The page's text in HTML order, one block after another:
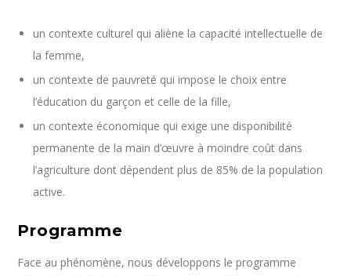
un contexte culturel qui aliène la capacité intellectuelle de
la femme,
un contexte de pauvreté qui impose le choix entre
l’éducation du garçon et celle de la fille,
un contexte économique qui exige une disponibilité
permanente de la main d’œuvre à moindre coût dans
l’agriculture dont dépendent plus de 85% de la population
active.
Programme
Face au phénomène, nous développons le programme